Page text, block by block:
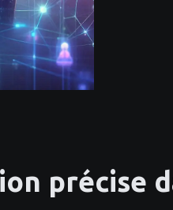
précise